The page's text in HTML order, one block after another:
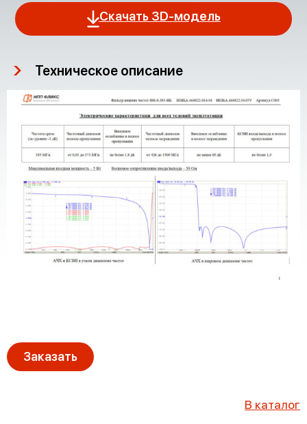
Скачать 3D-модель
Техническое описание
Заказать
В каталог